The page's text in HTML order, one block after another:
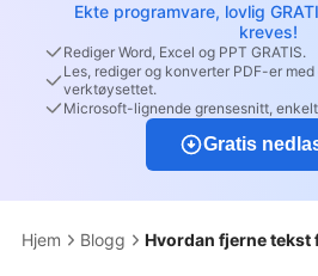
Ekte programvare, lovlig
kreves!
Rediger Word, Excel og PPT GRATIS.
Les, rediger og konverter PDF-er
verktøysettet.
Microsoft-lignende grensesnitt,
Gratis
Hjem Blogg